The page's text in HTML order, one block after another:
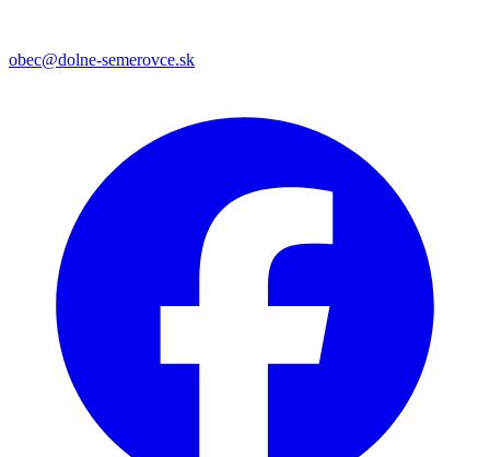
obec@dolne-semerovce.sk